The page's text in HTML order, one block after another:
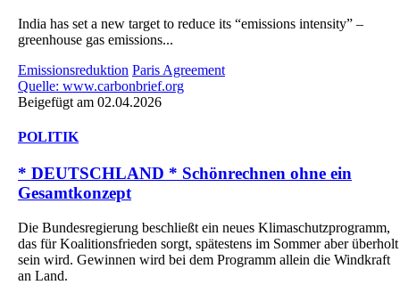
India has set a new target to reduce its “emissions intensity” –
greenhouse gas emissions...
Emissionsreduktion Paris Agreement
Quelle: www.carbonbrief.org
Beigefügt am 02.04.2026
POLITIK
* DEUTSCHLAND * Schönrechnen ohne ein
Gesamtkonzept
Die Bundesregierung beschließt ein neues Klimaschutzprogramm,
das für Koalitionsfrieden sorgt, spätestens im Sommer aber überholt
sein wird. Gewinnen wird bei dem Programm allein die Windkraft
an Land.